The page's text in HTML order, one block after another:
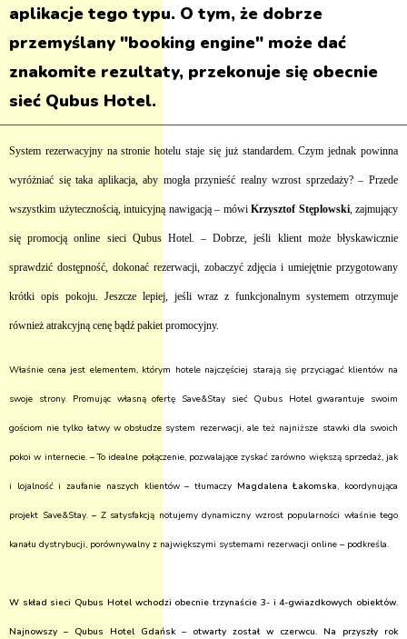
aplikacje tego typu. O tym, że dobrze
przemyślany "booking engine" może dać
znakomite rezultaty, przekonuje się obecnie
sieć Qubus Hotel.
System rezerwacyjny na stronie hotelu staje się już standardem. Czym jednak powinna
wyróżniać się taka aplikacja, aby mogła przynieść realny wzrost sprzedaży? – Przede
wszystkim użytecznością, intuicyjną nawigacją – mówi Krzysztof Stęplowski, zajmujący
się promocją online sieci Qubus Hotel. – Dobrze, jeśli klient może błyskawicznie
sprawdzić dostępność, dokonać rezerwacji, zobaczyć zdjęcia i umiejętnie przygotowany
krótki opis pokoju. Jeszcze lepiej, jeśli wraz z funkcjonalnym systemem otrzymuje
również atrakcyjną cenę bądź pakiet promocyjny.
Właśnie cena jest elementem, którym hotele najczęściej starają się przyciągać klientów na
swoje strony. Promując własną ofertę Save&Stay sieć Qubus Hotel gwarantuje swoim
gościom nie tylko łatwy w obsłudze system rezerwacji, ale też najniższe stawki dla swoich
pokoi w internecie. – To idealne połączenie, pozwalające zyskać zarówno większą sprzedaż, jak
i lojalność i zaufanie naszych klientów – tłumaczy Magdalena Łakomska, koordynująca
projekt Save&Stay. – Z satysfakcją notujemy dynamiczny wzrost popularności właśnie tego
kanału dystrybucji, porównywalny z największymi systemami rezerwacji online – podkreśla.
W skład sieci Qubus Hotel wchodzi obecnie trzynaście 3- i 4-gwiazdkowych obiektów.
Najnowszy – Qubus Hotel Gdańsk – otwarty został w czerwcu. Na przyszły rok